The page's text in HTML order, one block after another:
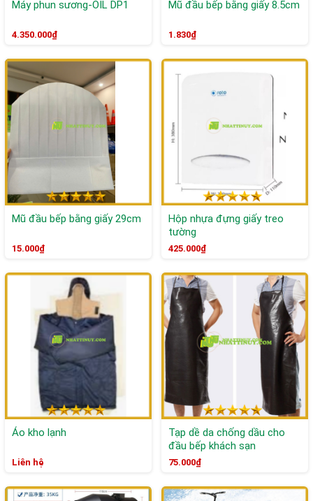
Máy phun sương-OIL DP1
4.350.000₫
Mũ đầu bếp bằng giấy 8.5cm
1.830₫
Mũ đầu bếp bằng giấy 29cm
15.000₫
Hộp nhựa đựng giấy treo
tường
425.000₫
Áo kho lạnh
Liên hệ
Tạp dề da chống dầu cho
đầu bếp khách sạn
75.000₫